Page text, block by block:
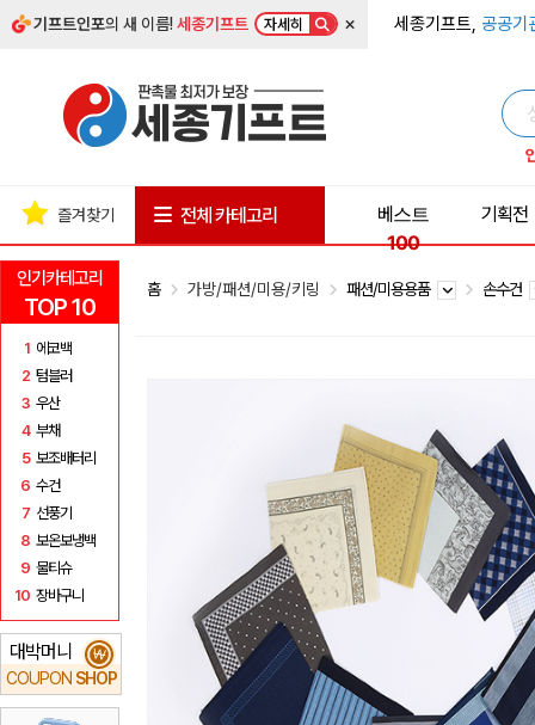
기프트인포의 새 이름!세종기프트 자세히 × 세종기프트, 공공기
인기카테고리
TOP 10
1 에코백
2 텀블러
3 우산
4 부채
5 보조배터리
6 수건
7 선풍기
8 보온보냉백
9 물티슈
10 장바구니
대박머니
COUPON SHOP
₩
즐겨찾기 전체 카테고리
베스트
100
기획전
홈 가방/패션/미용/키링 패션/미용용품 손수건